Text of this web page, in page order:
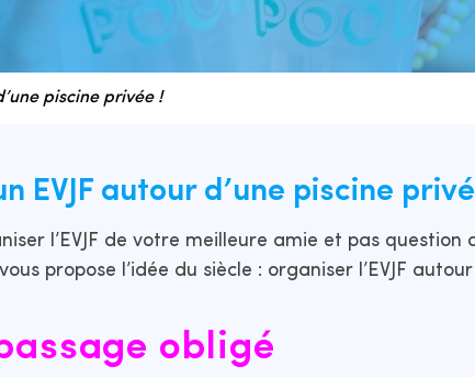
piscine privée !
EVJF autour d’une piscine
l’EVJF de votre meilleure amie et pas
propose l’idée du siècle : organiser l’EVJF
obligé